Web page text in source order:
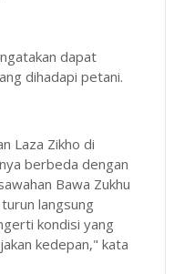
dapat
dihadapi petani.
Laza Zikho di
berbeda dengan
Bawa Zukhu
langsung
kondisi yang
kedepan," kata